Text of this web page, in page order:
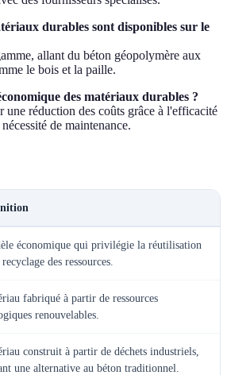
durables sont disponibles sur le
allant du béton géopolymère aux
le bois et la paille.
des matériaux durables ?
une réduction des coûts grâce à l'efficacité
de maintenance.
économique qui privilégie la réutilisation
des ressources.
fabriqué à partir de ressources
renouvelables.
construit à partir de déchets industriels,
une alternative au béton traditionnel.